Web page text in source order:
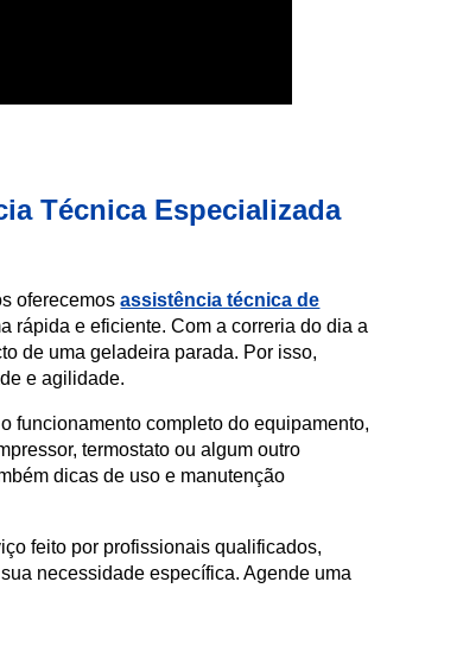
Técnica Especializada
oferecemosassistência técnica de
rápida e eficiente. Com a correria do dia a
de uma geladeira parada. Por isso,
e agilidade.
funcionamento completo do equipamento,
termostato ou algum outro
dicas de uso e manutenção
feito por profissionais qualificados,
necessidade específica. Agende uma